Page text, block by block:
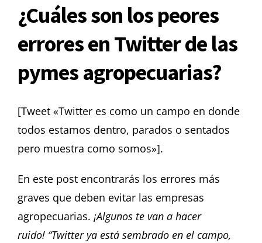
¿Cuáles son los peores
errores en Twitter de las
pymes agropecuarias?
[Tweet «Twitter es como un campo en donde
todos estamos dentro, parados o sentados
pero muestra como somos»].
En este post encontrarás los errores más
graves que deben evitar las empresas
agropecuarias. ¡Algunos te van a hacer
ruido! “Twitter ya está sembrado en el campo,